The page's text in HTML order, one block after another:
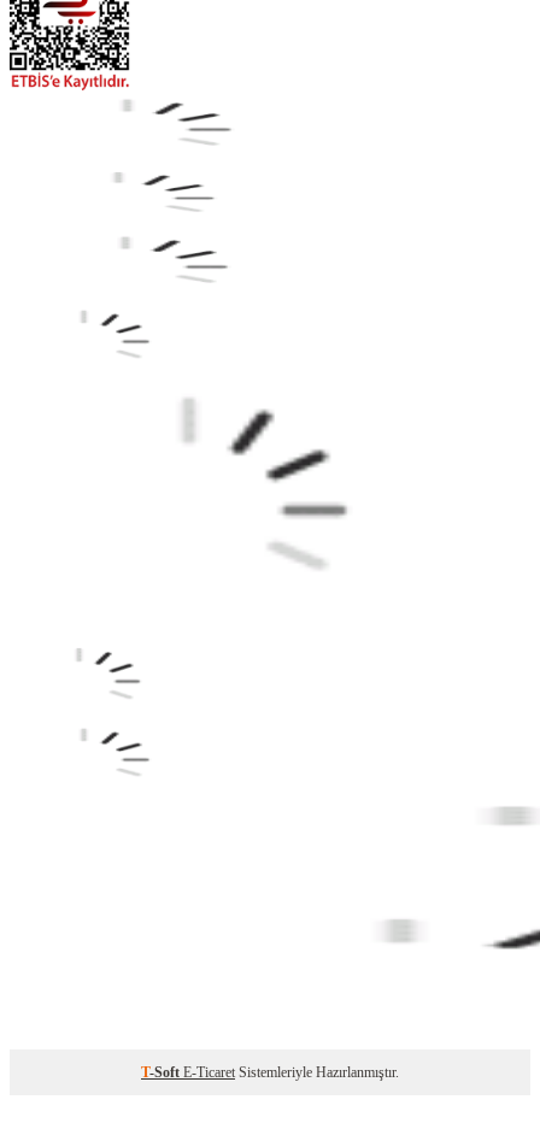
T-Soft E-Ticaret Sistemleriyle Hazırlanmıştır.